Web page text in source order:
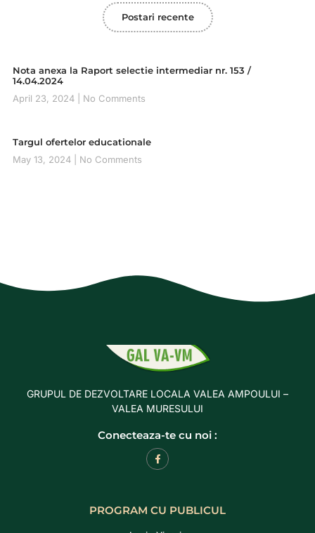
Postari recente
Nota anexa la Raport selectie intermediar nr. 153 /
14.04.2024
April 23, 2024
No Comments
Targul ofertelor educationale
May 13, 2024
No Comments
GRUPUL DE DEZVOLTARE LOCALA VALEA AMPOULUI –
VALEA MURESULUI
Conecteaza-te cu noi :
PROGRAM CU PUBLICUL